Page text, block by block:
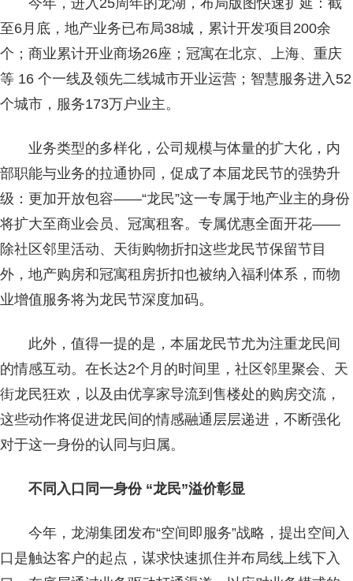
今年，进入25周年的龙湖，布局版图快速扩延：截
至6月底，地产业务已布局38城，累计开发项目200余
个；商业累计开业商场26座；冠寓在北京、上海、重庆
等 16 个一线及领先二线城市开业运营；智慧服务进入52
个城市，服务173万户业主。
业务类型的多样化，公司规模与体量的扩大化，内
部职能与业务的拉通协同，促成了本届龙民节的强势升
级：更加开放包容——“龙民”这一专属于地产业主的身份
将扩大至商业会员、冠寓租客。专属优惠全面开花——
除社区邻里活动、天街购物折扣这些龙民节保留节目
外，地产购房和冠寓租房折扣也被纳入福利体系，而物
业增值服务将为龙民节深度加码。
此外，值得一提的是，本届龙民节尤为注重龙民间
的情感互动。在长达2个月的时间里，社区邻里聚会、天
街龙民狂欢，以及由优享家导流到售楼处的购房交流，
这些动作将促进龙民间的情感融通层层递进，不断强化
对于这一身份的认同与归属。
不同入口同一身份 “龙民”溢价彰显
今年，龙湖集团发布“空间即服务”战略，提出空间入
口是触达客户的起点，谋求快速抓住并布局线上线下入